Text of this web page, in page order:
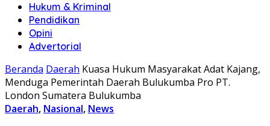
Hukum & Kriminal
Pendidikan
Opini
Advertorial
Beranda Daerah Kuasa Hukum Masyarakat Adat Kajang,
Menduga Pemerintah Daerah Bulukumba Pro PT.
London Sumatera Bulukumba
Daerah, Nasional, News